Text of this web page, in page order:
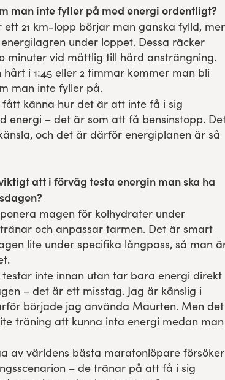
man inte fyller på med energi ordentligt?
ett 21 km-lopp börjar man ganska fylld,
under loppet. Dessa räcker
minuter vid måttlig till hård ansträngning.
i 1:45 eller 2 timmar kommer man bli
man inte fyller på.
fått känna hur det är att inte få i sig
energi – det är som att få bensinstopp.
och det är därför energiplanen är så
att i förväg testa energin man ska ha
magen för kolhydrater under
och anpassar tarmen. Det är smart
lite under specifika långpass, så man
inte innan utan tar bara energi direkt
– det är ett misstag. Jag är känslig i
började jag använda Maurten. Men det
träning att kunna inta energi medan man
av världens bästa maratonlöpare försöker
– de tränar på att få i sig